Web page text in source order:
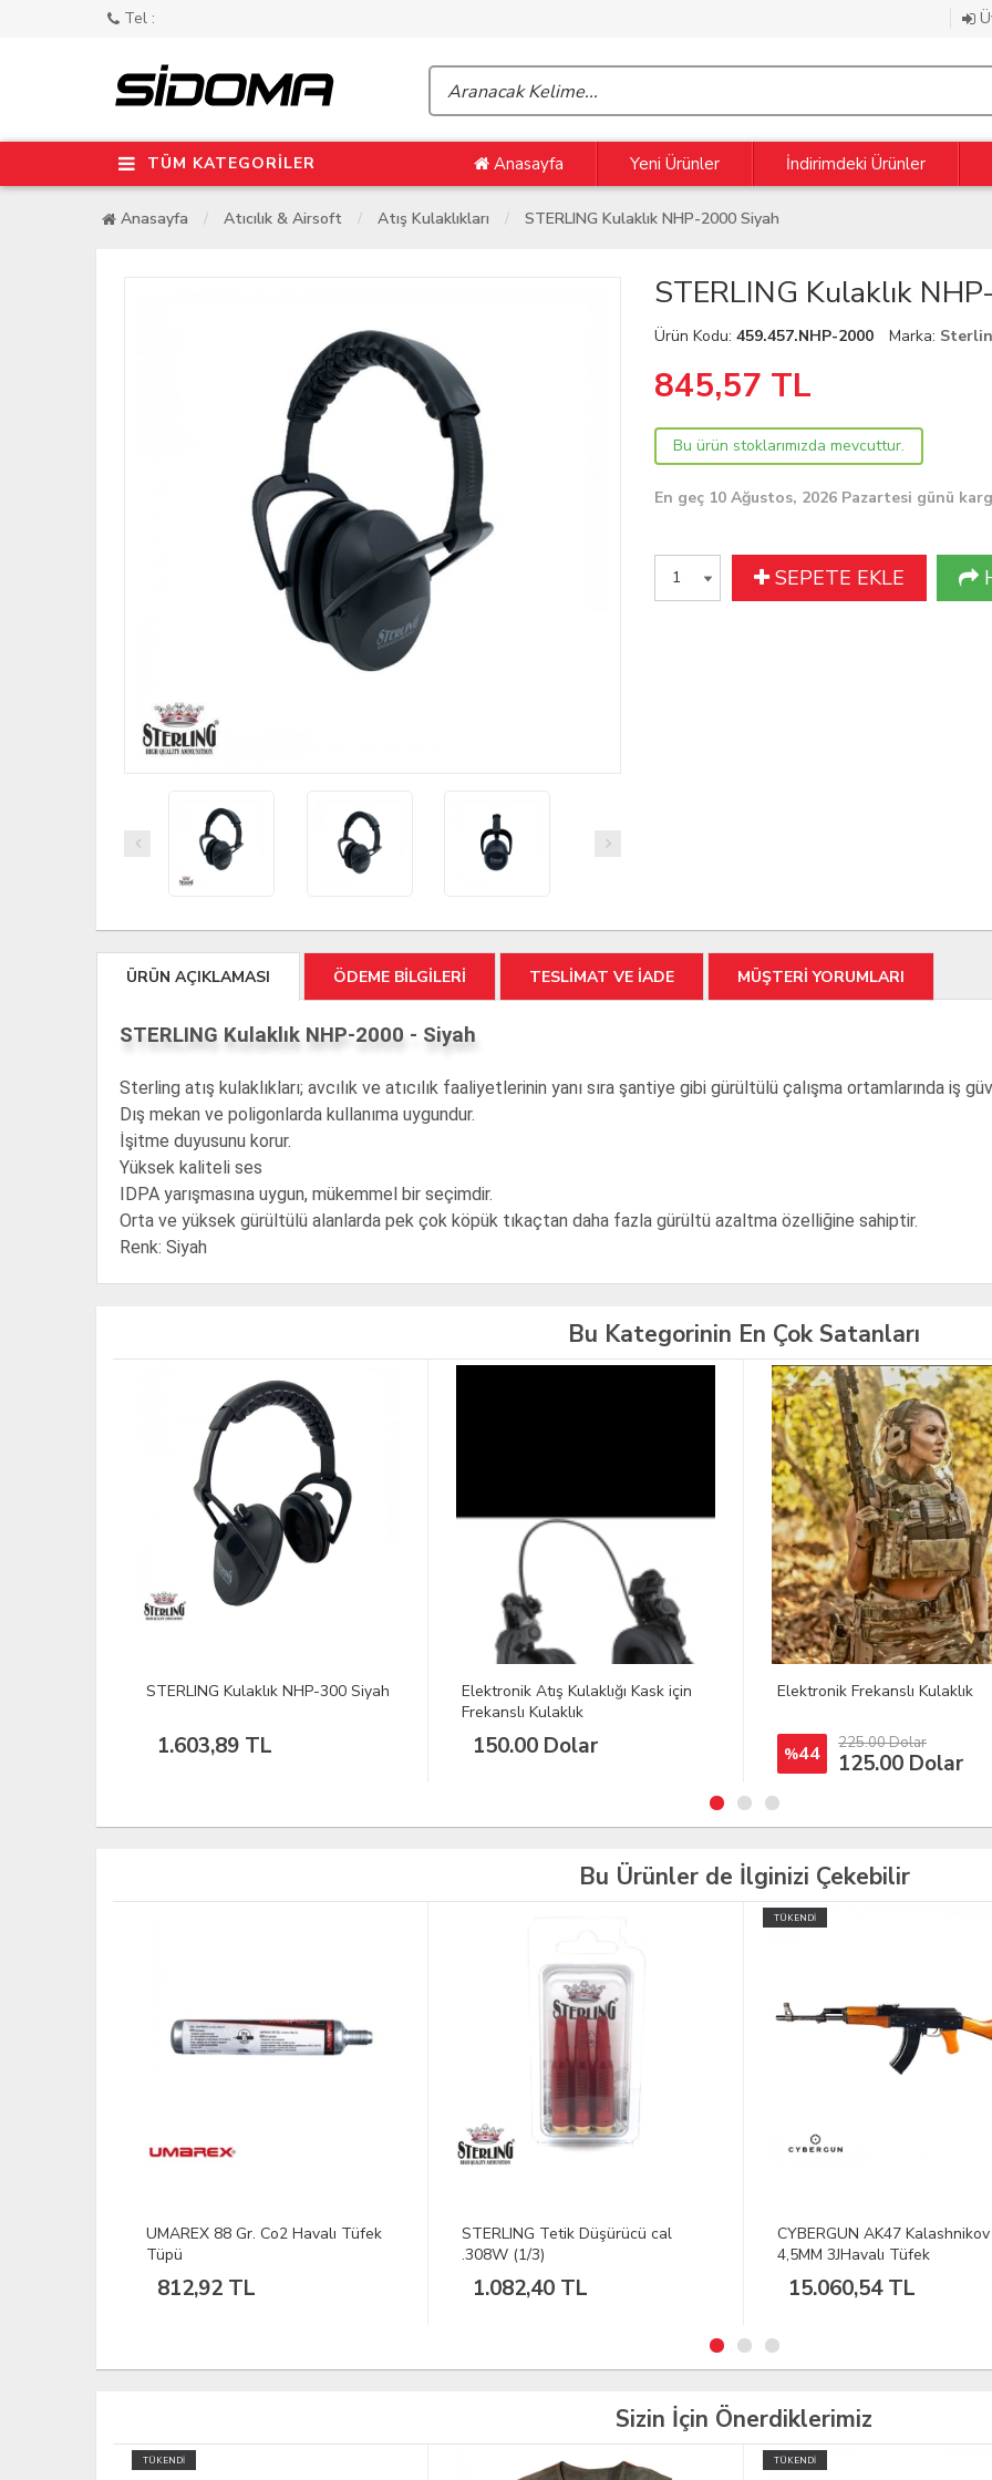
Tel :
TÜM KATEGORİLER Anasayfa Yeni Ürünler İndirimdeki Ürünler
Anasayfa Atıcılık & Airsoft Atış Kulaklıkları STERLING Kulaklık NHP-2000 Siyah
STERLING Kulaklık
Ürün Kodu:459.457.NHP-2000 Marka:
845,57 TL
Bu ürün stoklarımızda mevcuttur.
En geç 10 Ağustos, 2026 Pazartesi günü
SEPETE EKLE
ÜRÜN AÇIKLAMASI ÖDEME BİLGİLERİ TESLİMAT VE İADE MÜŞTERİ YORUMLARI
STERLING Kulaklık NHP-2000 - Siyah
Sterling atış kulaklıkları; avcılık ve atıcılık faaliyetlerinin yanı sıra şantiye gibi gürültülü çalışma ortamlarında iş
Dış mekan ve poligonlarda kullanıma uygundur.
İşitme duyusunu korur.
Yüksek kaliteli ses
IDPA yarışmasına uygun, mükemmel bir seçimdir.
Orta ve yüksek gürültülü alanlarda pek çok köpük tıkaçtan daha fazla gürültü azaltma özelliğine sahiptir.
Renk: Siyah
Bu Kategorinin En Çok Satanları
Elektronik Atış Kulaklığı Kask için
150.00 Dolar
Elektronik Frekanslı Kulaklık
%44 225.00 Dolar
PELTOR 3M Optime III Başbantlı
2.829,51 TL
Bu Ürünler de İlginizi Çekebilir
STERLING Tetik Düşürücü cal
.308W (1/3)
1.082,40 TL
CYBERGUN AK47 Kalashnikov Co2
4,5MM 3JHavalı Tüfek
15.060,54 TL
MEC-GAR Plus 2 Kırmızı Plastik
Taban Set
2.542,06 TL
Sizin İçin Önerdiklerimiz